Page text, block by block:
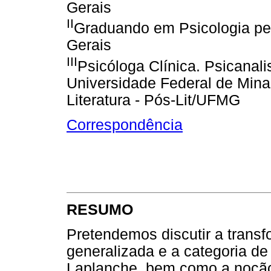
Gerais
IIGraduando em Psicologia
Gerais
IIIPsicóloga Clínica.
Universidade Federal de
Literatura - Pós-Lit/UFMG
Correspondência
RESUMO
Pretendemos discutir a
generalizada e a categoria